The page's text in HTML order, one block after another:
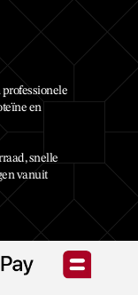
en
snelle
vanuit